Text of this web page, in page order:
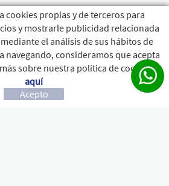
cookies propias y de terceros para
y mostrarle publicidad relacionada
el análisis de sus hábitos de
navegando, consideramos que acepta
sobre nuestra política de cookies
aquí
Acepto